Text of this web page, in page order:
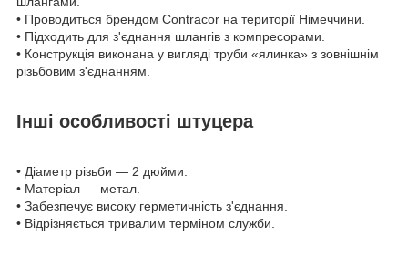
• Проводиться брендом Contracor на території Німеччини.
• Підходить для з'єднання шлангів з компресорами.
• Конструкція виконана у вигляді труби «ялинка» з зовнішнім
різьбовим з'єднанням.
Інші особливості штуцера
• Діаметр різьби — 2 дюйми.
• Матеріал — метал.
• Забезпечує високу герметичність з'єднання.
• Відрізняється тривалим терміном служби.